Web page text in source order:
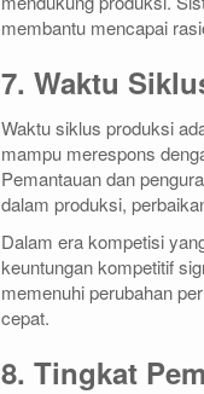
membantu mencapai
7. Waktu
Waktu siklus produksi
mampu merespons
Pemantauan dan
dalam produksi,
Dalam era kompetisi
keuntungan kompetitif
memenuhi perubahan
cepat.
8. Tingkat